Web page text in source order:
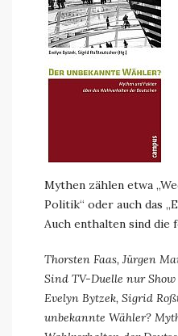
Mythen zählen etwa
Politik“ oder auch das
Auch enthalten sind die
Thorsten Faas, Jürgen
Sind TV-Duelle nur
Evelyn Bytzek, Sigrid
unbekannte Wähler?